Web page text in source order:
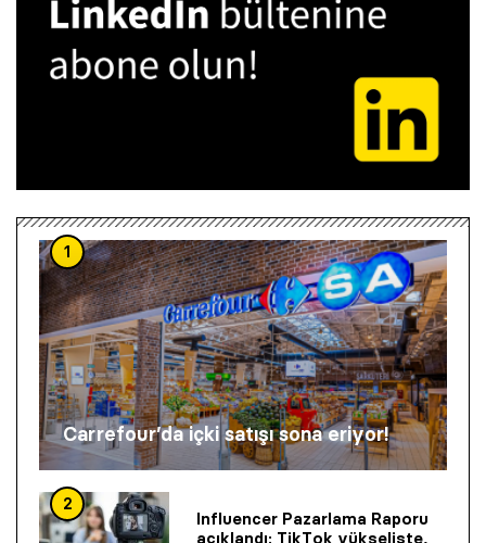
1
Carrefour’da içki satışı sona eriyor!
2
Influencer Pazarlama Raporu
açıklandı: TikTok yükselişte,